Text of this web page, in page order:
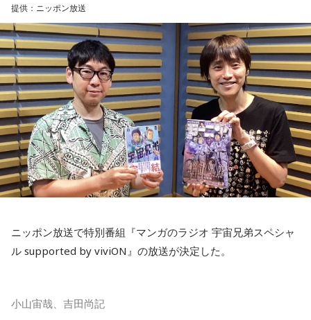
提供：ニッポン放送
ニッポン放送で特別番組『マンガのラジオ 宇宙兄弟スペシャ
ル supported by viviON』の放送が決定した。
小山宙哉、吉田尚記